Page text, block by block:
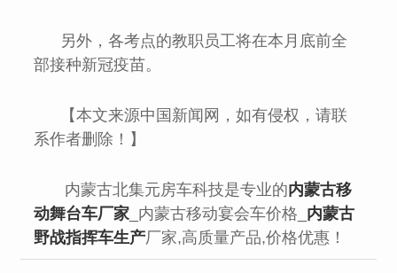
另外，各考点的教职员工将在本月底前全
部接种新冠疫苗。
【本文来源中国新闻网，如有侵权，请联
系作者删除！】
内蒙古北集元房车科技是专业的内蒙古移
动舞台车厂家 _内蒙古移动宴会车价格_ 内蒙古
野战指挥车生产厂家,高质量产品,价格优惠！